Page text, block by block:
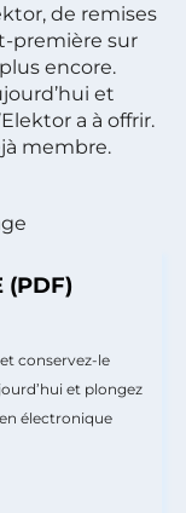
de remises
première sur
encore.
et
a à offrir.
membre.
(PDF)
conservez-le
et plongez
électronique